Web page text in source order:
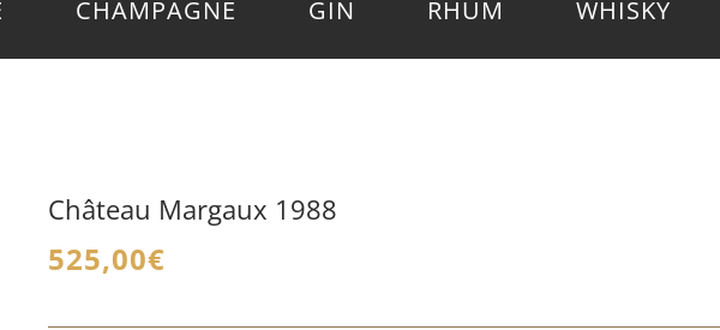
CHAMPAGNE GIN RHUM WHISKY
Château Margaux 1988
525,00€